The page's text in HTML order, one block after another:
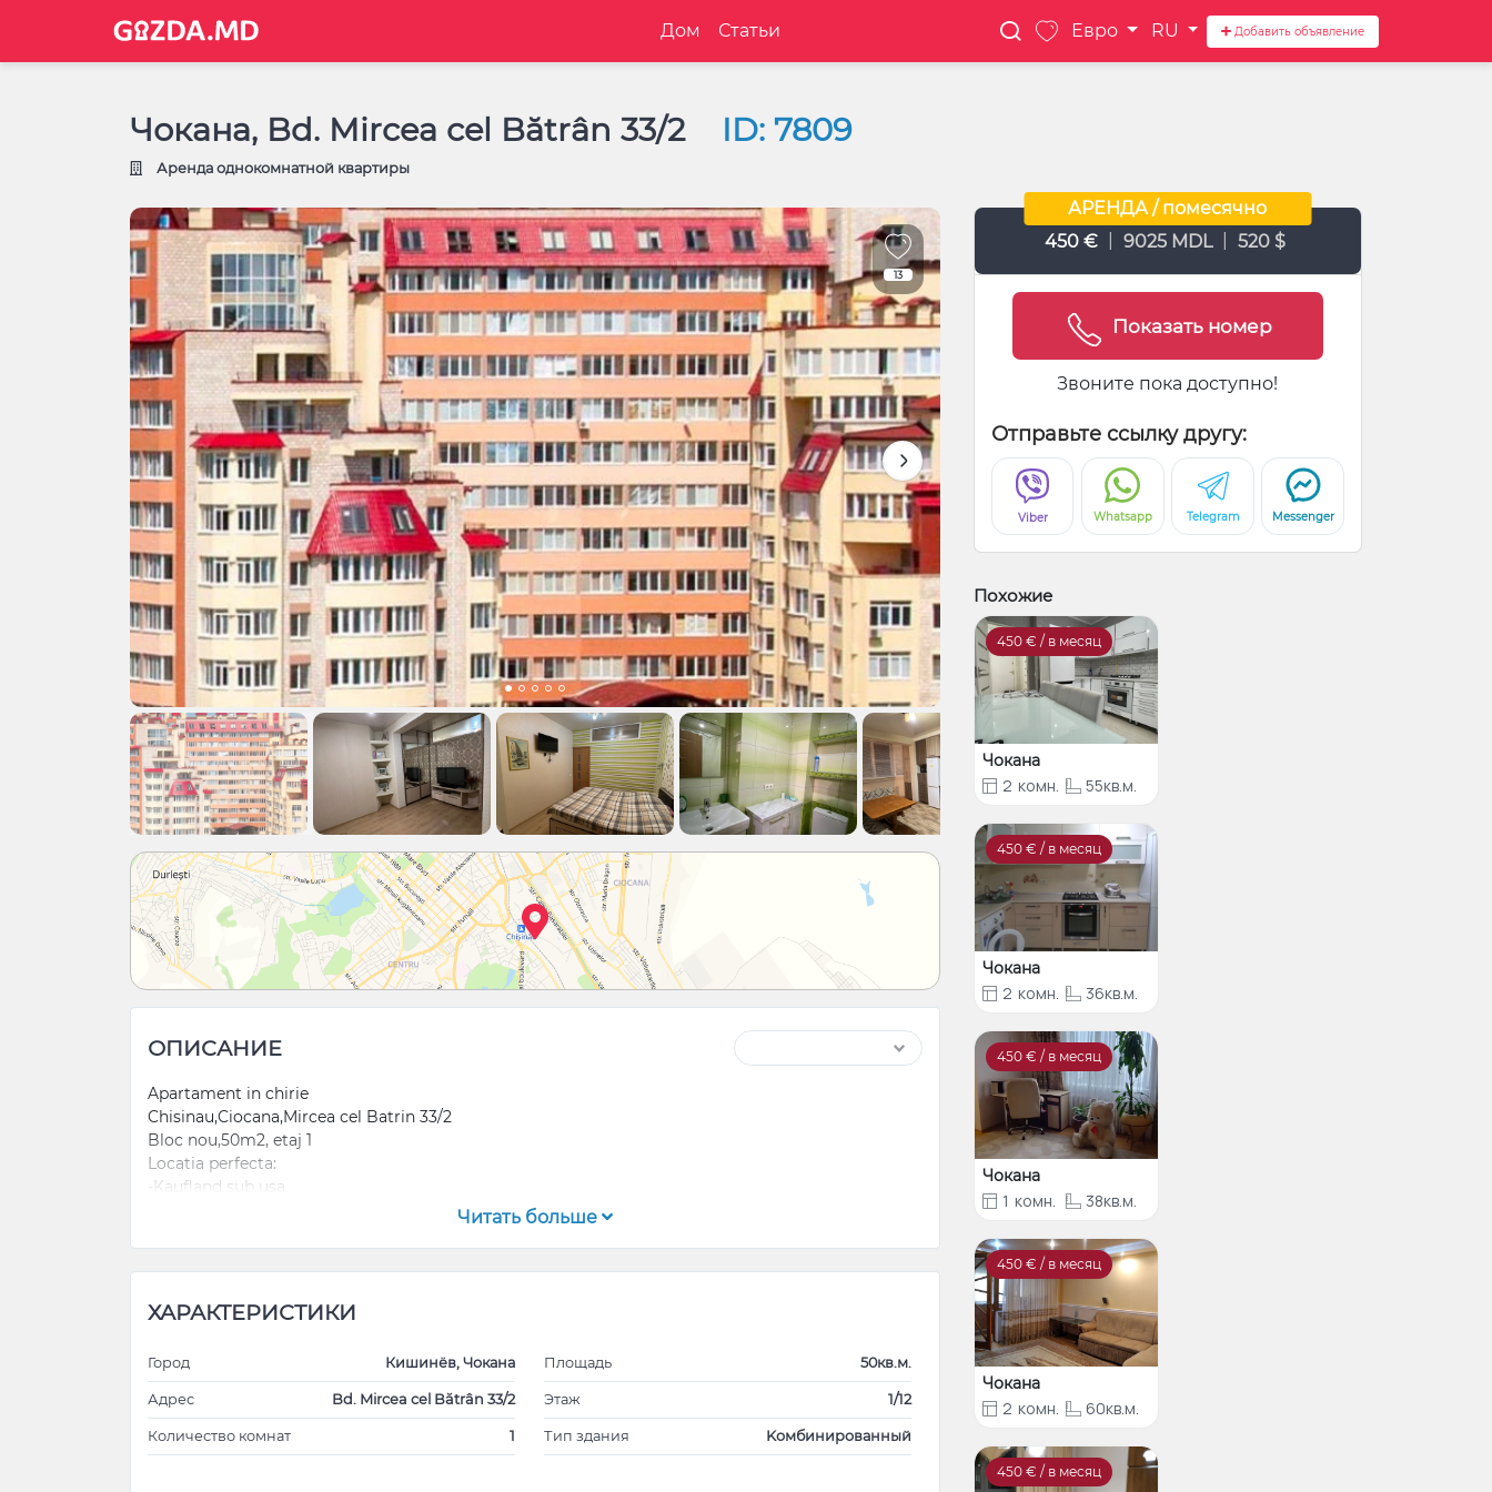
Дом Статьи Евро RU Добавить объявление
Чокана, Bd. Mircea cel Bătrân 33/2 ID: 7809
Аренда однокомнатной квартиры
13
ОПИСАНИЕ
Apartament in chirie
Chisinau,Ciocana,Mircea cel Batrin 33/2
Bloc nou,50m2, etaj 1
Locatia perfecta:
-Kaufland sub usa
-Parcare privata
Apartamentul este dotat cu tot necesarul pentru trai.
Читать больше
ХАРАКТЕРИСТИКИ
Город Кишинёв, Чокана
Адрес Bd. Mircea cel Bătrân 33/2
Количество комнат 1
Площадь 50кв.м.
Этаж 1/12
Тип здания Kомбинированный
АРЕНДА / помесячно
450 €
9025 MDL 520 $
Показать номер
Звоните пока доступно!
Отправьте ссылку другу:
Viber Whatsapp Telegram Messenger
Похожие
450 € / в месяц
Чокана
2 комн. 55кв.м.
450 € / в месяц
Чокана
2 комн. 36кв.м.
450 € / в месяц
Чокана
1 комн. 38кв.м.
450 € / в месяц
Чокана
2 комн. 60кв.м.
450 € / в месяц